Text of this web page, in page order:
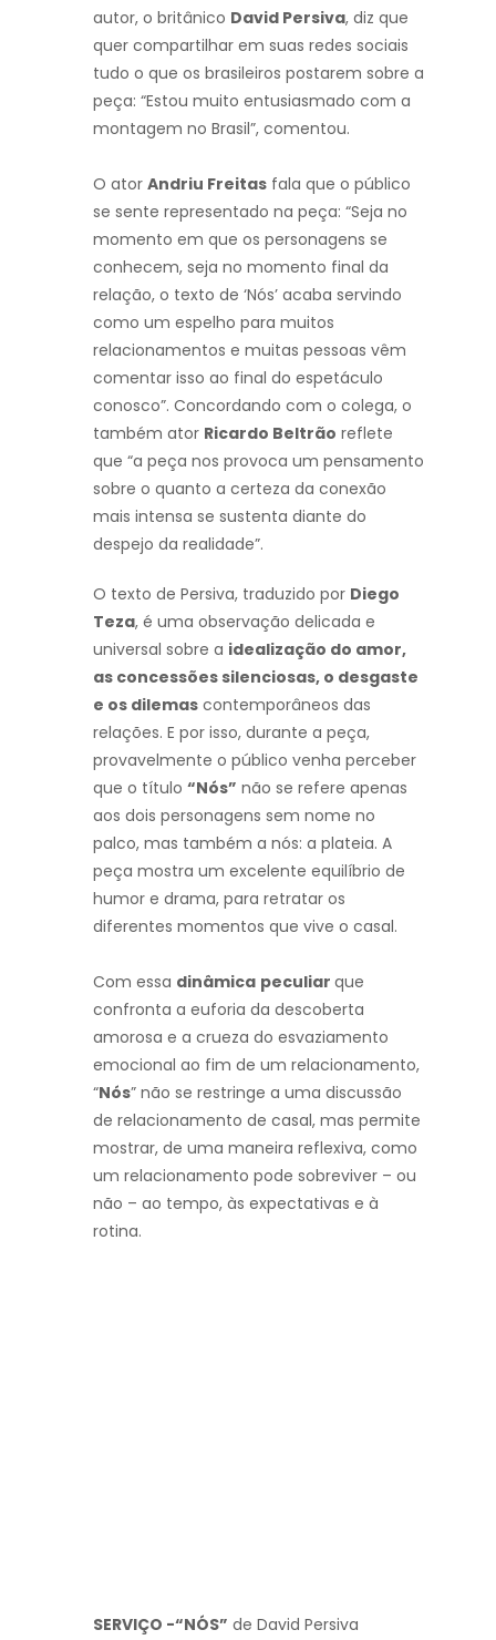
autor, o britânico David Persiva, diz que
quer compartilhar em suas redes sociais
tudo o que os brasileiros postarem sobre a
peça: “Estou muito entusiasmado com a
montagem no Brasil”, comentou.
O ator Andriu Freitas fala que o público
se sente representado na peça: “Seja no
momento em que os personagens se
conhecem, seja no momento final da
relação, o texto de ‘Nós’ acaba servindo
como um espelho para muitos
relacionamentos e muitas pessoas vêm
comentar isso ao final do espetáculo
conosco”. Concordando com o colega, o
também ator Ricardo Beltrão reflete
que “a peça nos provoca um pensamento
sobre o quanto a certeza da conexão
mais intensa se sustenta diante do
despejo da realidade”.
O texto de Persiva, traduzido por Diego
Teza, é uma observação delicada e
universal sobre a idealização do amor,
as concessões silenciosas, o desgaste
e os dilemas contemporâneos das
relações. E por isso, durante a peça,
provavelmente o público venha perceber
que o título “Nós” não se refere apenas
aos dois personagens sem nome no
palco, mas também a nós: a plateia. A
peça mostra um excelente equilíbrio de
humor e drama, para retratar os
diferentes momentos que vive o casal.
Com essa dinâmica peculiar que
confronta a euforia da descoberta
amorosa e a crueza do esvaziamento
emocional ao fim de um relacionamento,
“Nós” não se restringe a uma discussão
de relacionamento de casal, mas permite
mostrar, de uma maneira reflexiva, como
um relacionamento pode sobreviver – ou
não – ao tempo, às expectativas e à
rotina.
SERVIÇO -“NÓS” de David Persiva